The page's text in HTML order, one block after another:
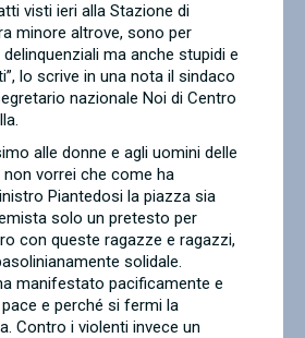
visti ieri alla Stazione di
minore altrove, sono per
ma anche stupidi e
lo scrive in una nota il sindaco
nazionale Noi di Centro
alle donne e agli uomini delle
non vorrei che come ha
Piantedosi la piazza sia
solo un pretesto per
con queste ragazze e ragazzi,
solidale.
manifestato pacificamente e
e perché si fermi la
Contro i violenti invece un